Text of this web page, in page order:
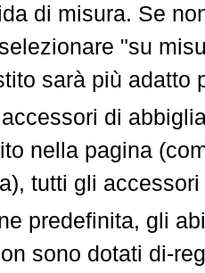
di misura. Se
"su
sarà più adatto
di
nella pagina
tutti gli
predefinita, gli
sono dotati di-